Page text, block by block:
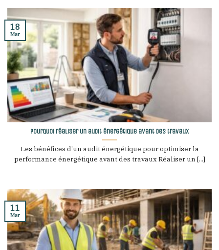
Pourquoi réaliser un audit énergétique avant des travaux
Les bénéfices d’un audit énergétique pour optimiser la
performance énergétique avant des travaux Réaliser un [...]
18
Mar
11
Mar